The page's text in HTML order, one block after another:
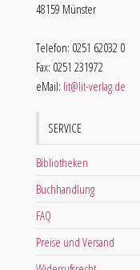
48159 Münster
Telefon: 0251 62032 0
Fax: 0251 231972
eMail: lit@lit-verlag.de
SERVICE
Bibliotheken
Buchhandlung
FAQ
Preise und Versand